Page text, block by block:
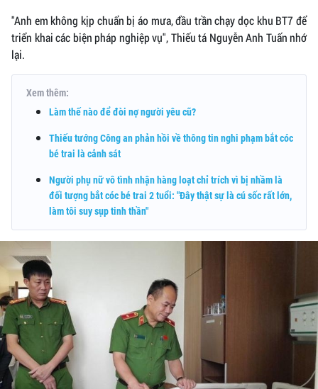
"Anh em không kịp chuẩn bị áo mưa, đầu trần chạy dọc khu BT7 để
triển khai các biện pháp nghiệp vụ", Thiếu tá Nguyễn Anh Tuấn nhớ
lại.
Xem thêm:
Làm thế nào để đòi nợ người yêu cũ?
Thiếu tướng Công an phản hồi về thông tin nghi phạm bắt cóc
bé trai là cảnh sát
Người phụ nữ vô tình nhận hàng loạt chỉ trích vì bị nhầm là
đối tượng bắt cóc bé trai 2 tuổi: "Đây thật sự là cú sốc rất lớn,
làm tôi suy sụp tinh thần"